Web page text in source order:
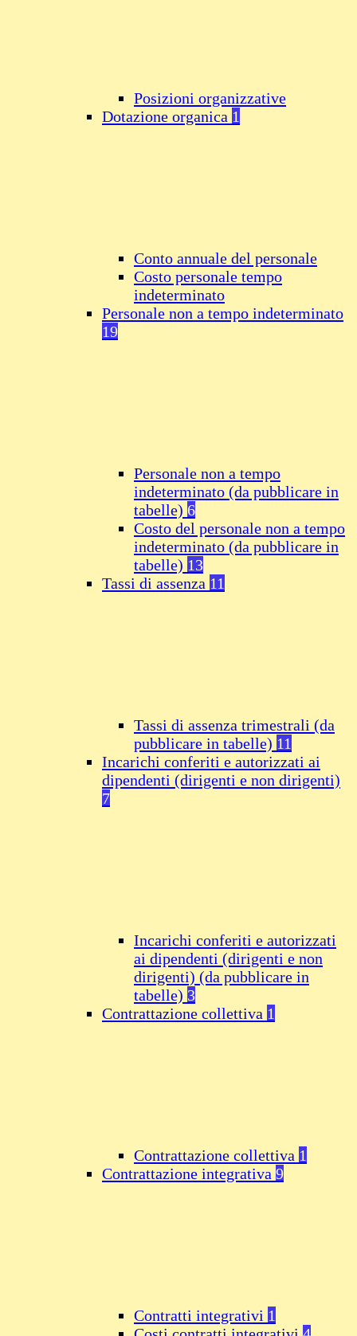
Posizioni organizzative
Dotazione organica 1
Conto annuale del personale
Costo personale tempo
indeterminato
Personale non a tempo indeterminato
19
Personale non a tempo
indeterminato (da pubblicare in
tabelle) 6
Costo del personale non a tempo
indeterminato (da pubblicare in
tabelle) 13
Tassi di assenza 11
Tassi di assenza trimestrali (da
pubblicare in tabelle) 11
Incarichi conferiti e autorizzati ai
dipendenti (dirigenti e non dirigenti)
7
Incarichi conferiti e autorizzati
ai dipendenti (dirigenti e non
dirigenti) (da pubblicare in
tabelle) 3
Contrattazione collettiva 1
Contrattazione collettiva 1
Contrattazione integrativa 9
Contratti integrativi 1